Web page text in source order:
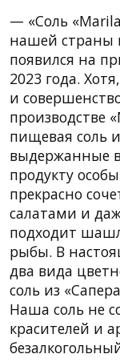
— «Соль
нашей страны
появился на
2023 года.
и
производстве
пищевая соль
выдержанные
продукту
прекрасно
салатами и
подходит
рыбы. В
два вида
соль из
Наша соль не
красителей и